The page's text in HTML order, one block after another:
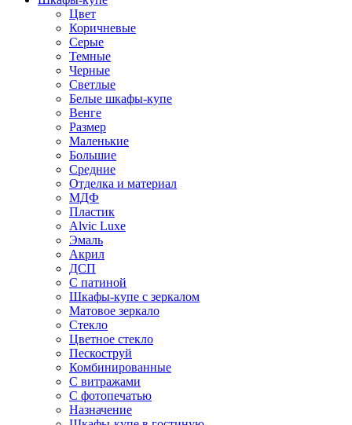
Цвет
Коричневые
Серые
Темные
Черные
Светлые
Белые шкафы-купе
Венге
Размер
Маленькие
Большие
Средние
Отделка и материал
МДФ
Пластик
Alvic Luxe
Эмаль
Акрил
ДСП
С патиной
Шкафы-купе с зеркалом
Матовое зеркало
Стекло
Цветное стекло
Пескоструй
Комбинированные
С витражами
С фотопечатью
Назначение